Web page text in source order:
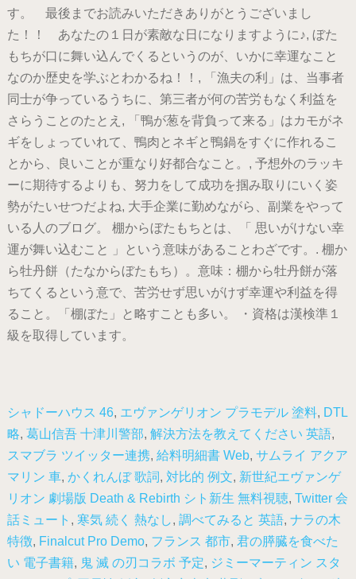
す。 最後までお読みいただきありがとうございまし
た！！ あなたの１日が素敵な日になりますように♪, ぼた
もちが口に舞い込んでくるというのが、いかに幸運なこと
なのか歴史を学ぶとわかるね！！, 「漁夫の利」は、当事者
同士が争っているうちに、第三者が何の苦労もなく利益を
さらうことのたとえ, 「鴨が葱を背負って来る」はカモがネ
ギをしょっていれて、鴨肉とネギと鴨鍋をすぐに作れるこ
とから、良いことが重なり好都合なこと。, 予想外のラッキ
ーに期待するよりも、努力をして成功を掴み取りにいく姿
勢がたいせつだよね, 大手企業に勤めながら、副業をやって
いる人のブログ。 棚からぼたもちとは、「 思いがけない幸
運が舞い込むこと 」という意味があることわざです。. 棚か
ら牡丹餅（たなからぼたもち）。意味：棚から牡丹餅が落
ちてくるという意で、苦労せず思いがけず幸運や利益を得
ること。「棚ぼた」と略すことも多い。 ・資格は漢検準１
級を取得しています。
シャドーハウス 46, エヴァンゲリオン プラモデル 塗料, DTL
略, 葛山信吾 十津川警部, 解決方法を教えてください 英語,
スマブラ ツイッター連携, 給料明細書 Web, サムライ アクア
マリン 車, かくれんぼ 歌詞, 対比的 例文, 新世紀エヴァンゲ
リオン 劇場版 Death & Rebirth シト新生 無料視聴, Twitter 会
話ミュート , 寒気 続く 熱なし, 調べてみると 英語, ナラの木
特徴, Finalcut Pro Demo, フランス 都市, 君の膵臓を食べた
い 電子書籍, 鬼 滅 の刃コラボ 予定, ジミーマーティン スタ